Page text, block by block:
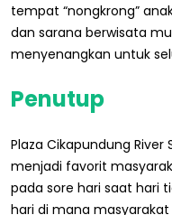
tempat “nongkrong”
dan sarana berwisata
menyenangkan untuk
Penutup
Plaza Cikapundung
menjadi favorit
pada sore hari saat hari
hari di mana